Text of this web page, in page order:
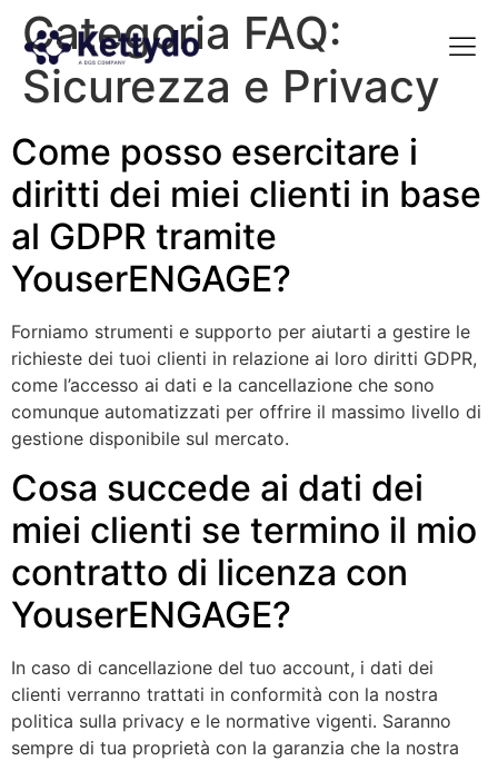
Categoria FAQ:
Sicurezza e Privacy
Come posso esercitare i
diritti dei miei clienti in base
al GDPR tramite
YouserENGAGE?
Forniamo strumenti e supporto per aiutarti a gestire le
richieste dei tuoi clienti in relazione ai loro diritti GDPR,
come l’accesso ai dati e la cancellazione che sono
comunque automatizzati per offrire il massimo livello di
gestione disponibile sul mercato.
Cosa succede ai dati dei
miei clienti se termino il mio
contratto di licenza con
YouserENGAGE?
In caso di cancellazione del tuo account, i dati dei
clienti verranno trattati in conformità con la nostra
politica sulla privacy e le normative vigenti. Saranno
sempre di tua proprietà con la garanzia che la nostra